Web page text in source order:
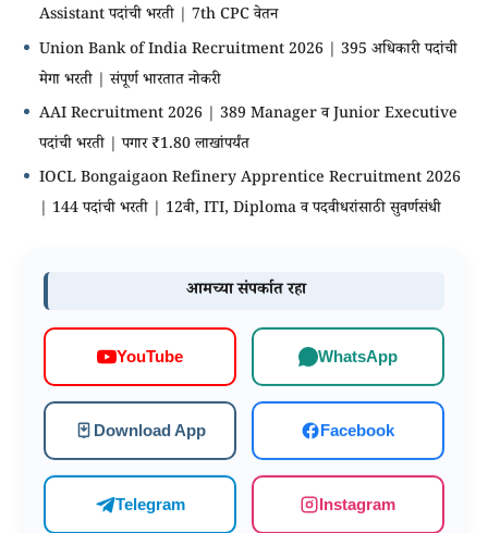
Assistant पदांची भरती | 7th CPC वेतन
Union Bank of India Recruitment 2026 | 395 अधिकारी पदांची
मेगा भरती | संपूर्ण भारतात नोकरी
AAI Recruitment 2026 | 389 Manager व Junior Executive
पदांची भरती | पगार ₹1.80 लाखांपर्यंत
IOCL Bongaigaon Refinery Apprentice Recruitment 2026
| 144 पदांची भरती | 12वी, ITI, Diploma व पदवीधरांसाठी सुवर्णसंधी
आमच्या संपर्कात रहा
YouTube WhatsApp
Download App Facebook
Telegram Instagram